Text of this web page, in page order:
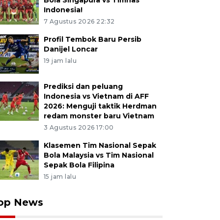
Indonesia!
7 Agustus 2026 22:32
Profil Tembok Baru Persib
Danijel Loncar
19 jam lalu
Prediksi dan peluang
Indonesia vs Vietnam di AFF
2026: Menguji taktik Herdman
redam monster baru Vietnam
3 Agustus 2026 17:00
Klasemen Tim Nasional Sepak
Bola Malaysia vs Tim Nasional
Sepak Bola Filipina
15 jam lalu
News